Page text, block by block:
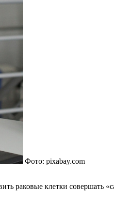
Фото: pixabay.com
раковые клетки совершать